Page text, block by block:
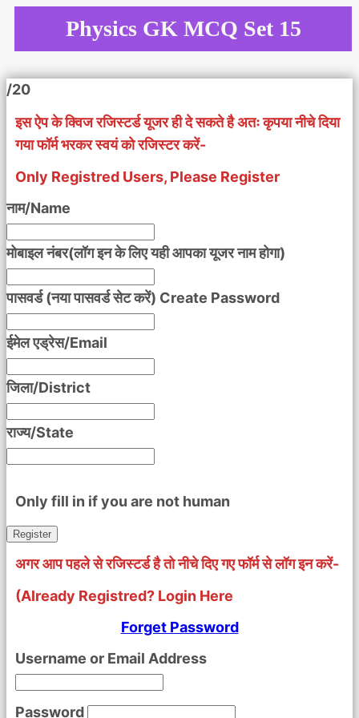
Physics GK MCQ Set 15
/20
इस ऐप के क्विज रजिस्टर्ड यूजर ही दे सकते है अतः कृपया नीचे दिया
गया फॉर्म भरकर स्वयं को रजिस्टर करें-
Only Registred Users, Please Register
नाम/Name
मोबाइल नंबर(लॉग इन के लिए यही आपका यूजर नाम होगा)
पासवर्ड (नया पासवर्ड सेट करें) Create Password
ईमेल एड्रेस/Email
जिला/District
राज्य/State
Only fill in if you are not human
अगर आप पहले से रजिस्टर्ड है तो नीचे दिए गए फॉर्म से लॉग इन करें-
(Already Registred? Login Here
Forget Password
Username or Email Address
Password